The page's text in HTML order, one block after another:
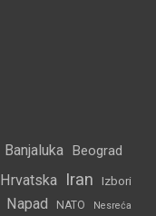
Banjaluka Beograd
Hrvatska Iran Izbori
Napad NATO Nesreća